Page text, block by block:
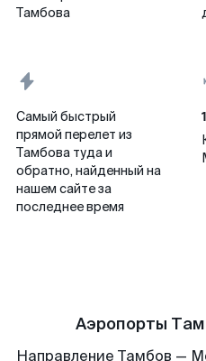
Тамбова
Самый быстрый
прямой перелет из
Тамбова туда и
обратно, найденный на
нашем сайте за
последнее время
Аэропорты
Направление Тамбов —